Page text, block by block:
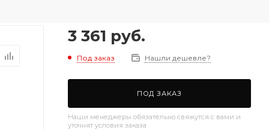
3 361 руб.
Под заказ Нашли дешевле?
ПОД ЗАКАЗ
Наши менеджеры обязательно свяжутся с вами и
уточнят условия заказа